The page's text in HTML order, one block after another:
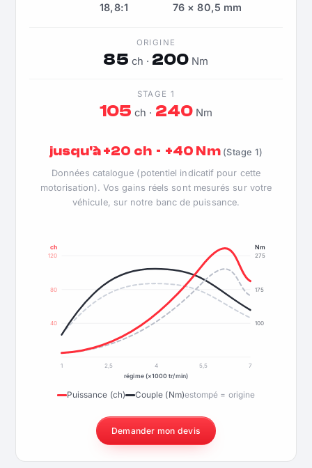
18,8:1 76 × 80,5 mm
ORIGINE
85 ch · 200 Nm
STAGE 1
105 ch · 240Nm
jusqu'à +20 ch · +40 Nm (Stage 1)
Données catalogue (potentiel indicatif pour cette
motorisation). Vos gains réels sont mesurés sur votre
véhicule, sur notre banc de puissance.
40
80
120
100
175
275
ch Nm
1 2,5 4 5,5
7
régime (×1000 tr/min)
Puissance (ch) Couple (Nm)estompé = origine
Demander mon devis